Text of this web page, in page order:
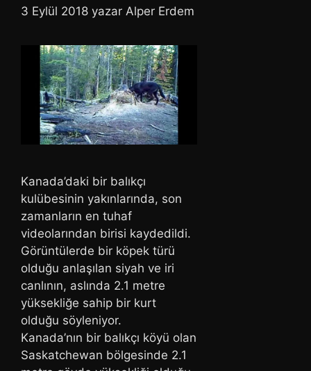
3 Eylül 2018 yazar Alper Erdem
Kanada’daki bir balıkçı
kulübesinin yakınlarında, son
zamanların en tuhaf
videolarından birisi kaydedildi.
Görüntülerde bir köpek türü
olduğu anlaşılan siyah ve iri
canlının, aslında 2.1 metre
yüksekliğe sahip bir kurt
olduğu söyleniyor.
Kanada’nın bir balıkçı köyü olan
Saskatchewan bölgesinde 2.1